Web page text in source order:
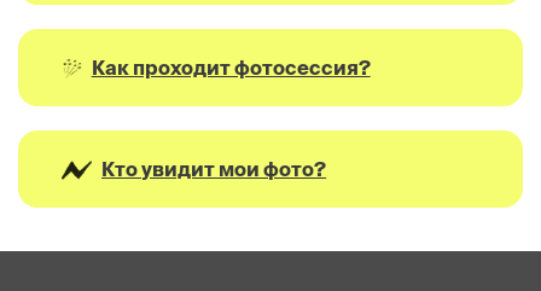
Как проходит фотосессия?
Кто увидит мои фото?